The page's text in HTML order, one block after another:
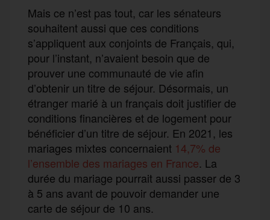
Mais ce n’est pas tout, car les sénateurs
souhaitent aussi que ces conditions
s’appliquent aux conjoints de Français, qui,
pour l’instant, n’avaient besoin que de
prouver une communauté de vie afin
d’obtenir un titre de séjour. Désormais, un
étranger marié à un français doit justifier de
conditions financières et de logement pour
bénéficier d’un titre de séjour. En 2021, les
mariages mixtes concernaient 14,7% de
l’ensemble des mariages en France. La
durée du mariage pourrait aussi passer de 3
à 5 ans avant de pouvoir demander une
carte de séjour de 10 ans.